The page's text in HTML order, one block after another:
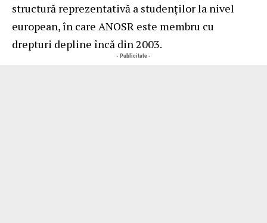
structură reprezentativă a studenților la nivel
european, în care ANOSR este membru cu
drepturi depline încă din 2003.
- Publicitate -